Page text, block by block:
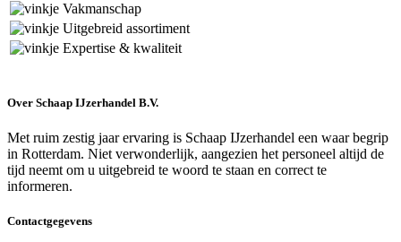
Vakmanschap
Uitgebreid assortiment
Expertise & kwaliteit
Over Schaap IJzerhandel B.V.
Met ruim zestig jaar ervaring is Schaap IJzerhandel een waar begrip
in Rotterdam. Niet verwonderlijk, aangezien het personeel altijd de
tijd neemt om u uitgebreid te woord te staan en correct te
informeren.
Contactgegevens